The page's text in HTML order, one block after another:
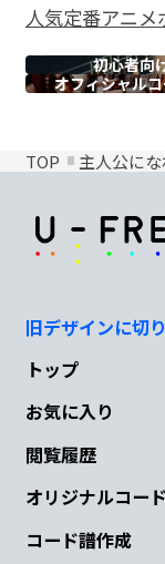
人気定番アニメ
初心者向
オフィシャル
TOP 主人公に
旧デザインに切
トップ
お気に入り
閲覧履歴
オリジナルコー
コード譜作成